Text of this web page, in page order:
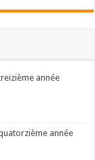
année
année